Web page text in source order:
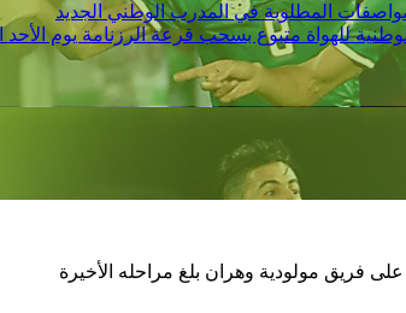
المطلوبة في المدرب الوطني الجديد
فريق مولودية وهران بلغ مراحله الأخيرة